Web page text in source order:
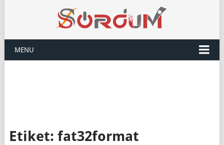
MENU
Etiket: fat32format